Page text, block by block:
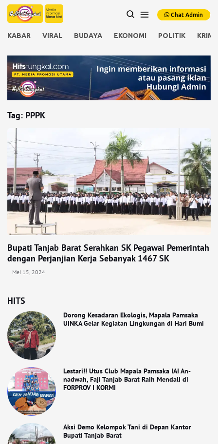
Chat Admin
KABAR VIRAL BUDAYA EKONOMI POLITIK
HITS
Dorong Kesadaran Ekologis, Mapala Pamsaka
UINKA Gelar Kegiatan Lingkungan di Hari Bumi
Lestari!! Utus Club Mapala Pamsaka IAI An-
nadwah, Faji Tanjab Barat Raih Mendali di
FORPROV I KORMI
Aksi Demo Kelompok Tani di Depan Kantor
Bupati Tanjab Barat
Tag: PPPK
Bupati Tanjab Barat Serahkan SK Pegawai Pemerintah
dengan Perjanjian Kerja Sebanyak 1467 SK
Mei 15, 2024